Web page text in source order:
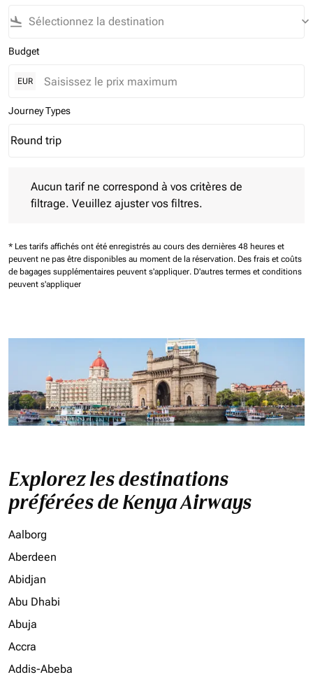
flight_land keyboard_arrow_down
Budget
EUR
Journey Types
Journey Types option Round trip Selected
Round trip
keyboard_arrow_down
Aucun tarif ne correspond à vos critères de
filtrage. Veuillez ajuster vos filtres.
* Les tarifs affichés ont été enregistrés au cours des dernières 48 heures et
peuvent ne pas être disponibles au moment de la réservation. Des frais et coûts
de bagages supplémentaires peuvent s'appliquer. D'autres termes et conditions
peuvent s'appliquer
Explorez les destinations
préférées de Kenya Airways
Aalborg
Aberdeen
Abidjan
Abu Dhabi
Abuja
Accra
Addis-Abeba